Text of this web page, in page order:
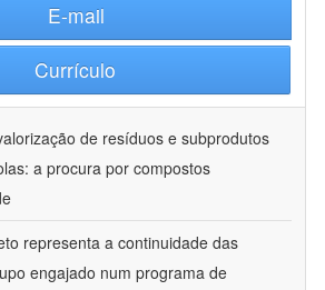
E-mail
Currículo
de resíduos e subprodutos
a procura por compostos
representa a continuidade das
engajado num programa de